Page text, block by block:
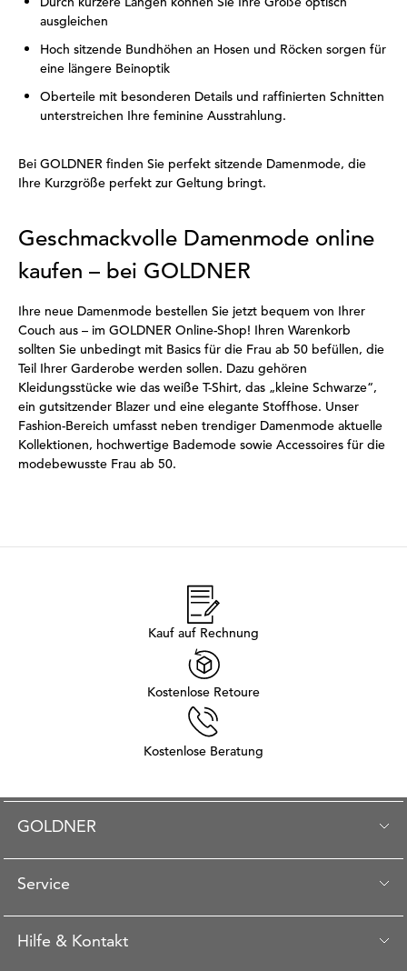
ausgleichen
Hoch sitzende Bundhöhen an Hosen und Röcken sorgen für
eine längere Beinoptik
Oberteile mit besonderen Details und raffinierten Schnitten
unterstreichen Ihre feminine Ausstrahlung.
Bei GOLDNER finden Sie perfekt sitzende Damenmode, die
Ihre Kurzgröße perfekt zur Geltung bringt.
Geschmackvolle Damenmode online
kaufen – bei GOLDNER
Ihre neue Damenmode bestellen Sie jetzt bequem von Ihrer
Couch aus – im GOLDNER Online-Shop! Ihren Warenkorb
sollten Sie unbedingt mit Basics für die Frau ab 50 befüllen, die
Teil Ihrer Garderobe werden sollen. Dazu gehören
Kleidungsstücke wie das weiße T-Shirt, das „kleine Schwarze“,
ein gutsitzender Blazer und eine elegante Stoffhose. Unser
Fashion-Bereich umfasst neben trendiger Damenmode aktuelle
Kollektionen, hochwertige Bademode sowie Accessoires für die
modebewusste Frau ab 50.
Kauf auf Rechnung
Kostenlose Retoure
Kostenlose Beratung
GOLDNER
Service
Hilfe & Kontakt